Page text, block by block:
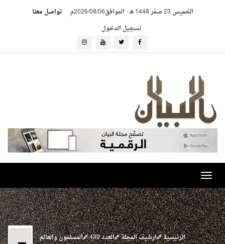
الخميس 23 صفر 1448 هـ -الموافق2026/08/06م
تواصل معنا
تسجيل الدخول
Toggle
navigation
الرئيسية ارشيف المجلة العدد 439 المسلمون والعالم